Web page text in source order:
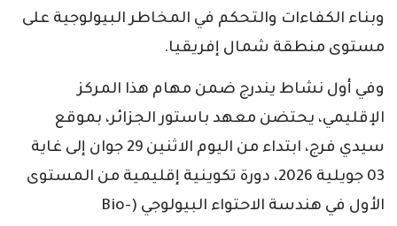
وبناء الكفاءات والتحكم في المخاطر البيولوجية على
مستوى منطقة شمال إفريقيا.
وفي أول نشاط يندرج ضمن مهام هذا المركز
الإقليمي، يحتضن معهد باستور الجزائر، بموقع
سيدي فرج، ابتداء من اليوم الاثنين 29 جوان إلى غاية
03 جويلية 2026، دورة تكوينية إقليمية من المستوى
الأول في هندسة الاحتواء البيولوجي (Bio-